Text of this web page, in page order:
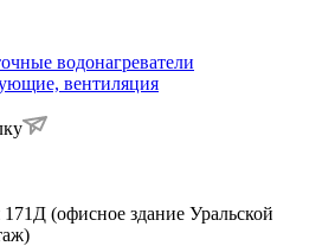
водонагреватели
вентиляция
(офисное здание Уральской